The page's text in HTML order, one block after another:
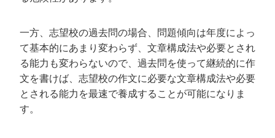
一方、志望校の過去問の場合、問題傾向は年度によっ
て基本的にあまり変わらず、文章構成法や必要とされ
る能力も変わらないので、過去問を使って継続的に作
文を書けば、志望校の作文に必要な文章構成法や必要
とされる能力を最速で養成することが可能になりま
す。